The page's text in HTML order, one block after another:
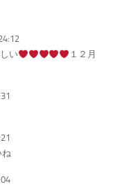
い
１２月
ね